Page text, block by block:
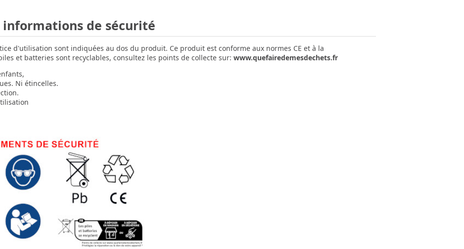
de sécurité
d'utilisation sont indiquées au dos du produit. Ce produit est conforme aux normes CE et à la
et batteries sont recyclables, consultez les points de collecte sur: www.quefairedemesdechets.fr
Ni étincelles.